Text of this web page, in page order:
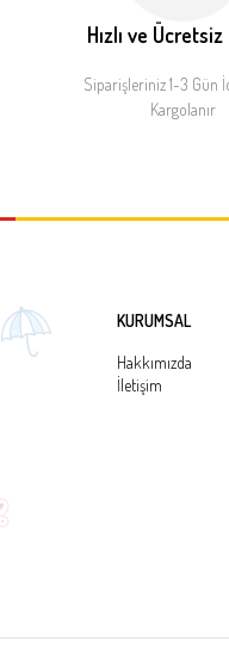
Hızlı ve
Siparişleriniz 1-3 Gün
Kargolanır
KURUMSAL
Hakkımızda
İletişim